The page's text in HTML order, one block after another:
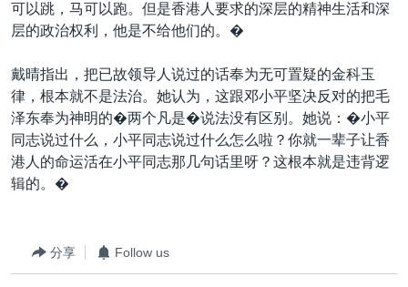
可以跳，马可以跑。但是香港人要求的深层的精神生活和深
层的政治权利，他是不给他们的。�
戴晴指出，把已故领导人说过的话奉为无可置疑的金科玉
律，根本就不是法治。她认为，这跟邓小平坚决反对的把毛
泽东奉为神明的�两个凡是�说法没有区别。她说：�小平
同志说过什么，小平同志说过什么怎么啦？你就一辈子让香
港人的命运活在小平同志那几句话里呀？这根本就是违背逻
辑的。�
分享 Follow us